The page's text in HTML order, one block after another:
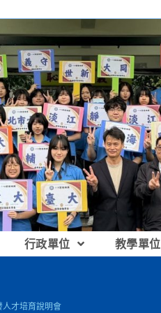
行政單位 教學單位
才培育說明會